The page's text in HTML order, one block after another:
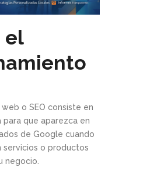
el
o SEO consiste en
que aparezca en
de Google cuando
servicios o productos
negocio.